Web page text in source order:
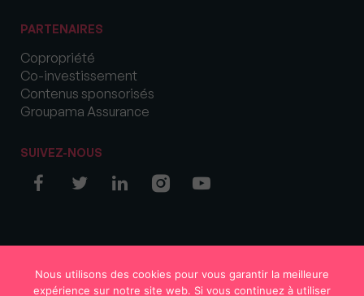
PARTENAIRES
Copropriété
Co-investissement
Contenus sponsorisés
Groupama Assurance
SUIVEZ-NOUS
Nous utilisons des cookies pour vous garantir la meilleure
expérience sur notre site web. Si vous continuez à utiliser